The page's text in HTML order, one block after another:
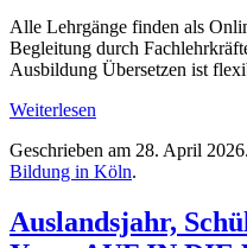
Alle Lehrgänge finden als
Begleitung durch
Ausbildung Übersetzen ist
Weiterlesen
Geschrieben am 28. April 2026
Bildung in Köln.
Auslandsjahr,